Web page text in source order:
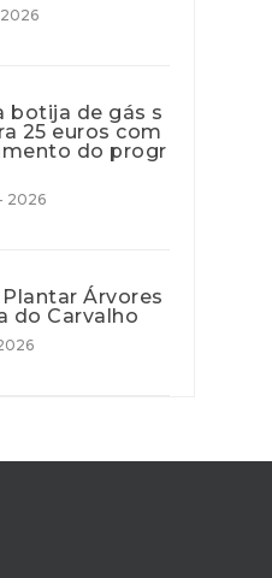
botija de gás s
25 euros com
do progr
2026
Árvores
do Carvalho